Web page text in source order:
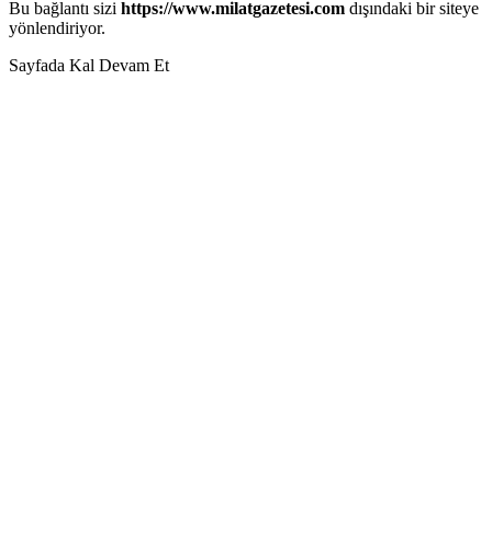
Bu bağlantı sizi https://www.milatgazetesi.com dışındaki bir siteye
yönlendiriyor.
Sayfada Kal Devam Et